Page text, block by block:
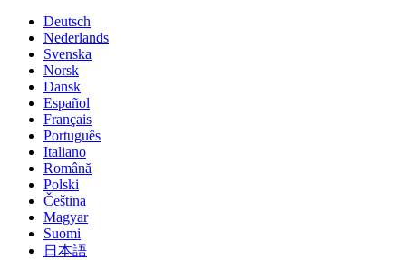
Deutsch
Nederlands
Svenska
Norsk
Dansk
Español
Français
Português
Italiano
Română
Polski
Čeština
Magyar
Suomi
日本語